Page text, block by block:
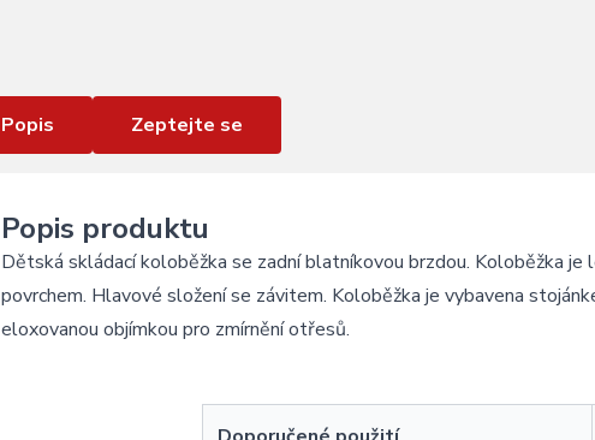
Popis Zeptejte se
Popis produktu
Dětská skládací koloběžka se zadní blatníkovou brzdou. Koloběžka je
povrchem. Hlavové složení se závitem. Koloběžka je vybavena
eloxovanou objímkou pro zmírnění otřesů.